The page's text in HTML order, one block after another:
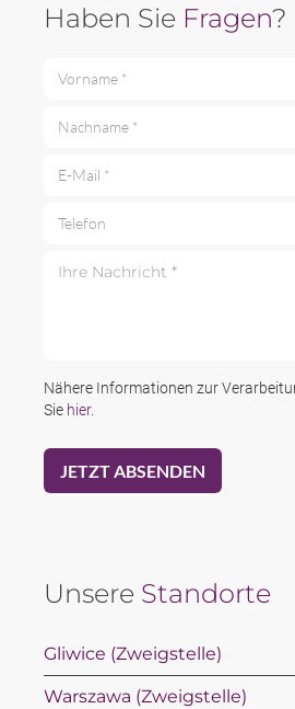
Haben Sie Fragen?
Nähere Informationen zur
Sie hier.
Unsere Standorte
Gliwice (Zweigstelle)
Warszawa (Zweigstelle)